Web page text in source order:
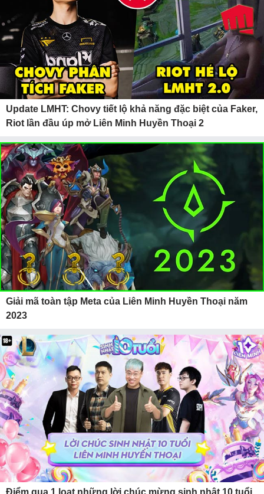
Update LMHT: Chovy tiết lộ khả năng đặc biệt của Faker,
Riot lần đầu úp mở Liên Minh Huyền Thoại 2
Giải mã toàn tập Meta của Liên Minh Huyền Thoại năm
2023